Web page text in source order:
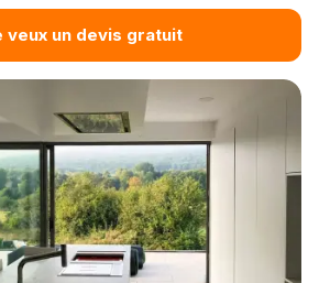
veux un devis gratuit